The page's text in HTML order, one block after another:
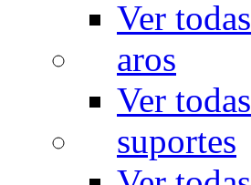
Ver todas
aros
Ver todas
suportes